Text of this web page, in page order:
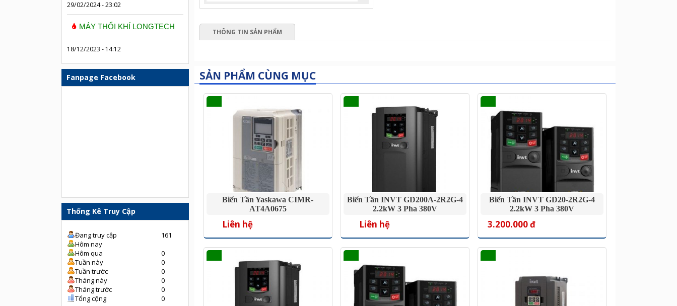
29/02/2024 - 23:02
MÁY THỔI KHÍ LONGTECH
18/12/2023 - 14:12
Fanpage Facebook
Thống Kê Truy Cập
Đang truy cập
161
Hôm nay
Hôm qua
0
Tuần này
0
Tuần trước
0
Tháng này
0
Tháng trước
0
Tổng cộng
0
THÔNG TIN SẢN PHẨM
SẢN PHẨM CÙNG MỤC
Biến Tần Yaskawa CIMR-
AT4A0675
Liên hệ
Biến Tần INVT GD200A-2R2G-4
2.2kW 3 Pha 380V
Liên hệ
Biến Tần INVT GD20-2R2G-4
2.2kW 3 Pha 380V
3.200.000 đ